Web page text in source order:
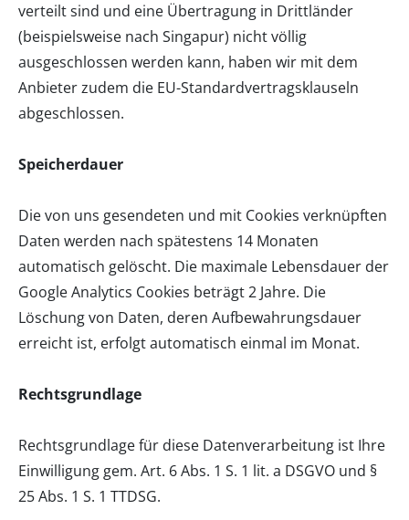
verteilt sind und eine Übertragung in Drittländer
(beispielsweise nach Singapur) nicht völlig
ausgeschlossen werden kann, haben wir mit dem
Anbieter zudem die EU-Standardvertragsklauseln
abgeschlossen.
Speicherdauer
Die von uns gesendeten und mit Cookies verknüpften
Daten werden nach spätestens 14 Monaten
automatisch gelöscht. Die maximale Lebensdauer der
Google Analytics Cookies beträgt 2 Jahre. Die
Löschung von Daten, deren Aufbewahrungsdauer
erreicht ist, erfolgt automatisch einmal im Monat.
Rechtsgrundlage
Rechtsgrundlage für diese Datenverarbeitung ist Ihre
Einwilligung gem. Art. 6 Abs. 1 S. 1 lit. a DSGVO und §
25 Abs. 1 S. 1 TTDSG.